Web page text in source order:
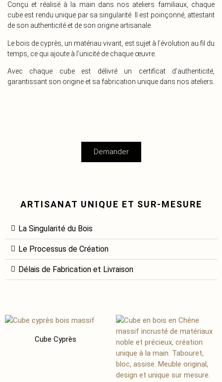
Conçu et réalisé à la main dans nos ateliers familiaux, chaque
cube est rendu unique par sa singularité. Il est poinçonné, attestant
de son authenticité et de son origine artisanale.
Le bois de cyprès, un matériau vivant, est sujet à l’évolution au fil du
temps, ce qui ajoute à l’unicité de chaque œuvre.
Avec chaque cube est délivré un certificat d’authenticité,
garantissant son origine et sa fabrication unique dans nos ateliers.
Demander
ARTISANAT UNIQUE ET SUR-MESURE
La Singularité du Bois
Le Processus de Création
Délais de Fabrication et Livraison
Cube Cyprès